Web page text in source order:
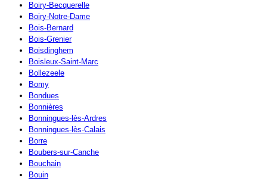
Boiry-Becquerelle
Boiry-Notre-Dame
Bois-Bernard
Bois-Grenier
Boisdinghem
Boisleux-Saint-Marc
Bollezeele
Bomy
Bondues
Bonnières
Bonningues-lès-Ardres
Bonningues-lès-Calais
Borre
Boubers-sur-Canche
Bouchain
Bouin